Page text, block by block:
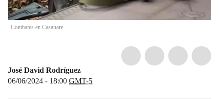
Combates en Casanare
José David Rodríguez
06/06/2024 - 18:00 GMT-5